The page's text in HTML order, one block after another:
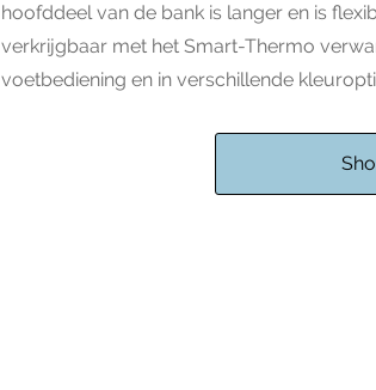
hoofddeel van de bank is langer en is
verkrijgbaar met het Smart-Thermo
voetbediening en in verschillende